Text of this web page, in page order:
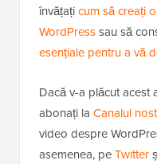
învățațicum să creați
WordPresssau să
esențiale pentru a vă
Dacă v-a plăcut acest
abonați la Canalul
video despre
asemenea, peTwitter